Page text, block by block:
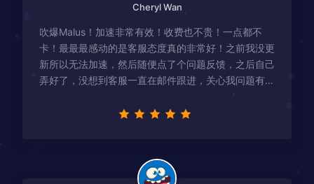
Cheryl Wan
吹爆Malus！加速非常有效！收费也不贵！一点都不
卡！最最最感动的是客服态度真的非常好！之前我没更
新所以无法加速，然后随便点了个问题反馈，之后自己
弄好了，没想到客服一直在邮件跟进，关心我问题有没